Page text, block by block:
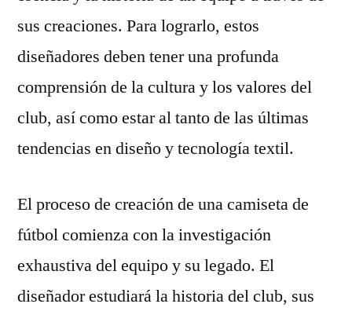
sus creaciones. Para lograrlo, estos
diseñadores deben tener una profunda
comprensión de la cultura y los valores del
club, así como estar al tanto de las últimas
tendencias en diseño y tecnología textil.
El proceso de creación de una camiseta de
fútbol comienza con la investigación
exhaustiva del equipo y su legado. El
diseñador estudiará la historia del club, sus